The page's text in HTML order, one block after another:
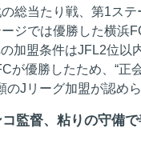
総当たり戦、第1ス
ジでは優勝した横浜
加盟条件はJFL2位以
が優勝したため、“正
のJリーグ加盟が認めら
監督、粘りの守備